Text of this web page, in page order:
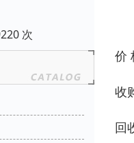
次
价
收
回